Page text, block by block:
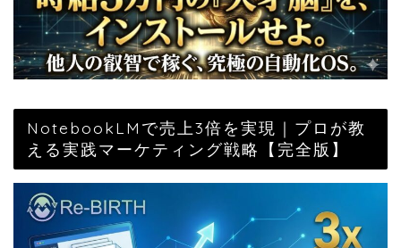
NotebookLMで売上3倍を実現｜プロが教
える実践マーケティング戦略【完全版】